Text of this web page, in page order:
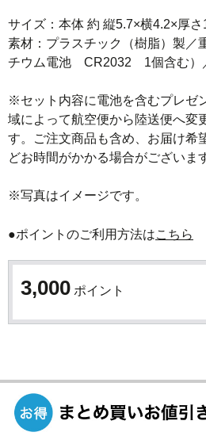
サイズ：本体 約 縦5.7×横4.2×厚
素材：プラスチック（樹脂）製／
チウム電池　CR2032　1個含む）
※セット内容に電池を含むプレゼ
域によって航空便から陸送便へ変
す。ご注文商品も含め、お届け希
どお時間がかかる場合がございま
●ポイントのご利用方法はこちら
3,000 ポイント